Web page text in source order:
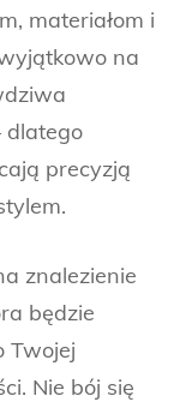
materiałom i
na
dlatego
precyzją
znalezienie
będzie
Twojej
Nie bój się